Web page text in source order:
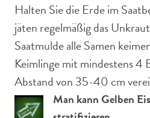
Halten Sie die Erde im
jäten regelmäßig das
Saatmulde alle Samen
Keimlinge mit mindestens 4
Abstand von 35-40 cm
Man kann Gelben